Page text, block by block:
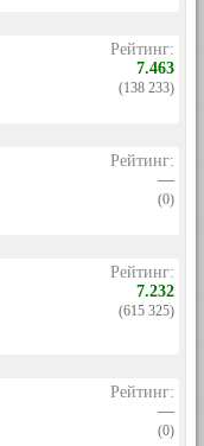
Рейтинг:
7.463
(138 233)
Рейтинг:
—
(0)
Рейтинг:
7.232
(615 325)
Рейтинг:
—
(0)